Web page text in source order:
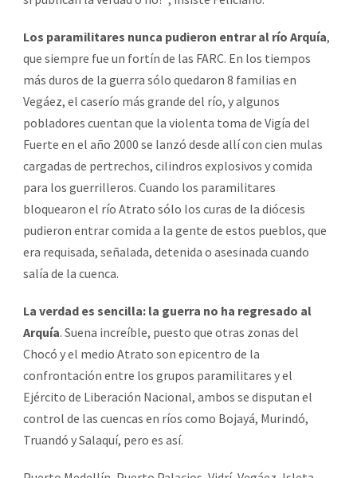
Los paramilitares nunca pudieron entrar al río Arquía,
que siempre fue un fortín de las FARC. En los tiempos
más duros de la guerra sólo quedaron 8 familias en
Vegáez, el caserío más grande del río, y algunos
pobladores cuentan que la violenta toma de Vigía del
Fuerte en el año 2000 se lanzó desde allí con cien mulas
cargadas de pertrechos, cilindros explosivos y comida
para los guerrilleros. Cuando los paramilitares
bloquearon el río Atrato sólo los curas de la diócesis
pudieron entrar comida a la gente de estos pueblos, que
era requisada, señalada, detenida o asesinada cuando
salía de la cuenca.
La verdad es sencilla: la guerra no ha regresado al
Arquía. Suena increíble, puesto que otras zonas del
Chocó y el medio Atrato son epicentro de la
confrontación entre los grupos paramilitares y el
Ejército de Liberación Nacional, ambos se disputan el
control de las cuencas en ríos como Bojayá, Murindó,
Truandó y Salaquí, pero es así.